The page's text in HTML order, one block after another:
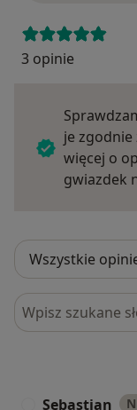
3 opinie
je zgodnie
więcej o
gwiazdek
Szukaj w opiniach
Sebastian